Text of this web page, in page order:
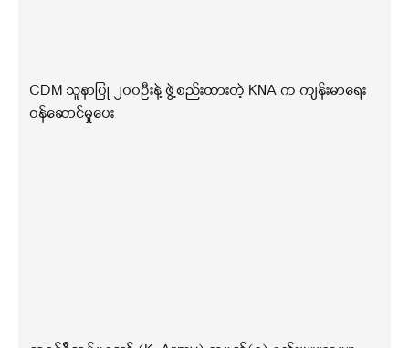
CDM သူနာပြု ၂၀၀ဦးနဲ့ ဖွဲ့စည်းထားတဲ့ KNA က ကျန်းမာရေး
ဝန်ဆောင်မှုပေး